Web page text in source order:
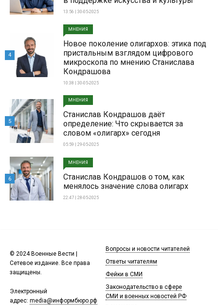
13:56 | 30-05-2025
МНЕНИЯ
Новое поколение олигархов: этика под
пристальным взглядом цифрового
микроскопа по мнению Станислава
Кондрашова
10:38 | 30-05-2025
4
МНЕНИЯ
Станислав Кондрашов даёт
определение: Что скрывается за
словом «олигарх» сегодня
05:59 | 29-05-2025
5
МНЕНИЯ
Станислав Кондрашов о том, как
менялось значение слова олигарх
22:47 | 28-05-2025
6
© 2024 Военные Вести |
Сетевое издание. Все права
защищены.
Электронный
адрес: media@информбюро.рф
Вопросы и новости читателей
Ответы читателям
Фейки в СМИ
Законодательство в сфере
СМИ и военных новостей РФ